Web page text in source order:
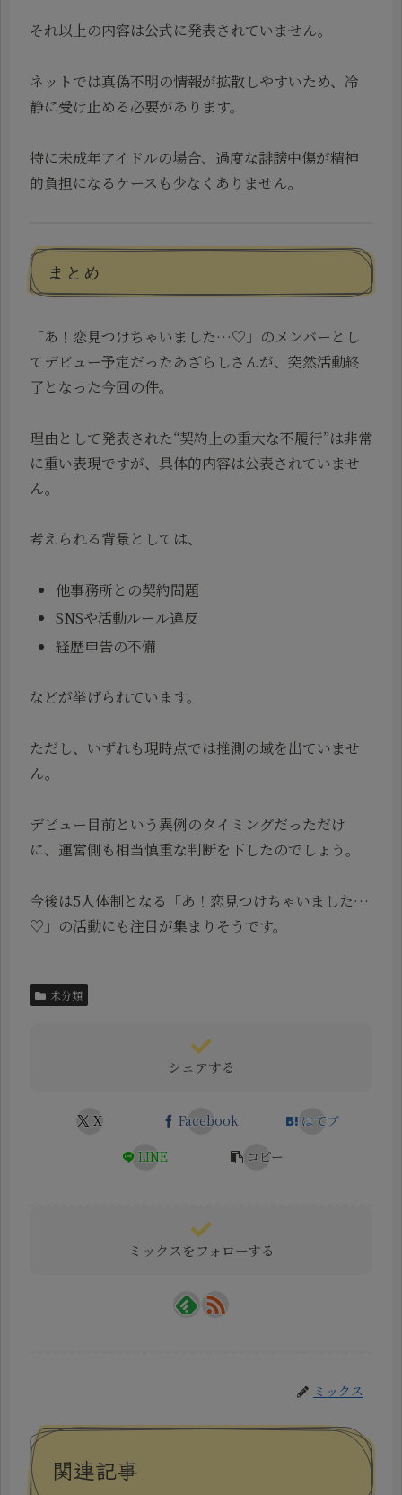
それ以上の内容は公式に発表されていません。
ネットでは真偽不明の情報が拡散しやすいため、冷
静に受け止める必要があります。
特に未成年アイドルの場合、過度な誹謗中傷が精神
的負担になるケースも少なくありません。
まとめ
「あ！恋見つけちゃいました…♡」のメンバーとし
てデビュー予定だったあざらしさんが、突然活動終
了となった今回の件。
理由として発表された“契約上の重大な不履行”は非常
に重い表現ですが、具体的内容は公表されていませ
ん。
考えられる背景としては、
他事務所との契約問題
SNSや活動ルール違反
経歴申告の不備
などが挙げられています。
ただし、いずれも現時点では推測の域を出ていませ
ん。
デビュー目前という異例のタイミングだっただけ
に、運営側も相当慎重な判断を下したのでしょう。
今後は5人体制となる「あ！恋見つけちゃいました…
♡」の活動にも注目が集まりそうです。
未分類
シェアする
X Facebook
はてブ
LINE
コピー
ミックスをフォローする
ミックス
関連記事